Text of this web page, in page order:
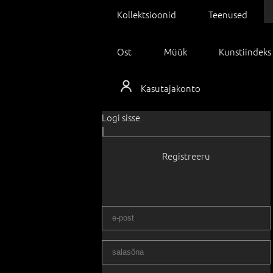
Kollektsioonid Teenused
Ost Müük Kunstiindeks
Kasutajakonto
Logi sisse
|
Registreeru